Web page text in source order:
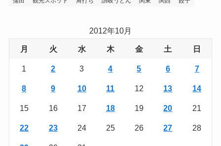
2012年10月
月 火 水 木 金 土 日
1 2 3 4 5 6 7
8 9 10 11 12 13 14
15 16 17 18 19 20 21
22 23 24 25 26 27 28